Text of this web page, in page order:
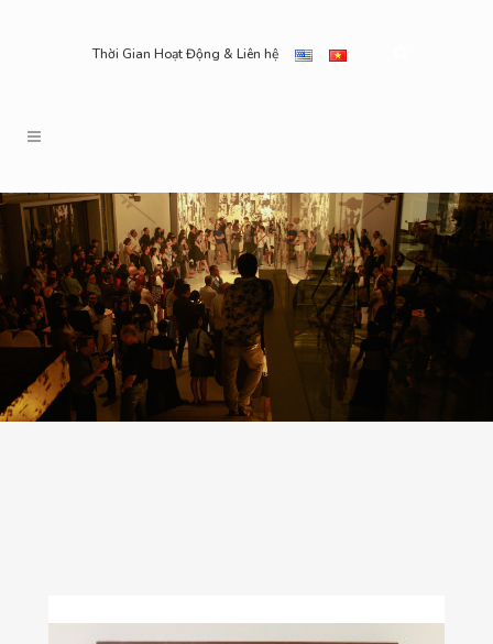
Thời Gian Hoạt Động & Liên hệ